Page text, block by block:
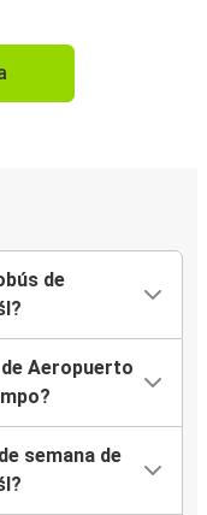
de
Aeropuerto
semana de